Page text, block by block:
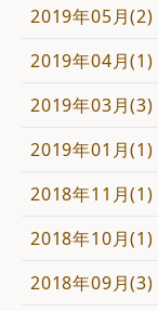
2019年05月(2)
2019年04月(1)
2019年03月(3)
2019年01月(1)
2018年11月(1)
2018年10月(1)
2018年09月(3)